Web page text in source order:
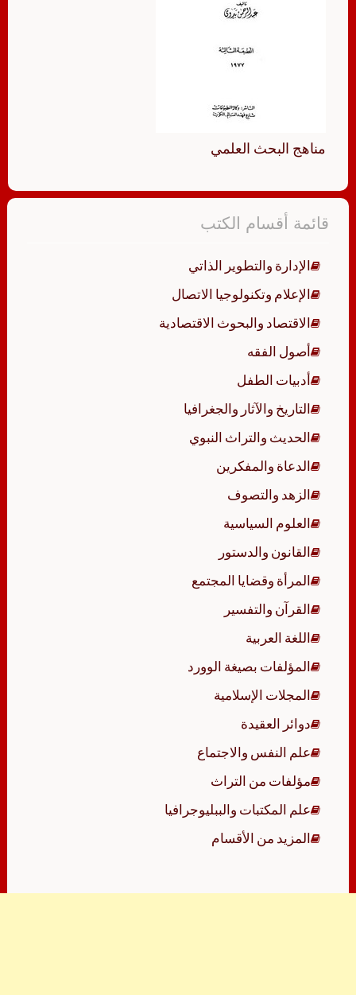
مناهج البحث العلمي
قائمة أقسام الكتب
الإدارة والتطوير الذاتي
الإعلام وتكنولوجيا الاتصال
الاقتصاد والبحوث الاقتصادية
أصول الفقه
أدبيات الطفل
التاريخ والآثار والجغرافيا
الحديث والتراث النبوي
الدعاة والمفكرين
الزهد والتصوف
العلوم السياسية
القانون والدستور
المرأة وقضايا المجتمع
القرآن والتفسير
اللغة العربية
المؤلفات بصيغة الوورد
المجلات الإسلامية
دوائر العقيدة
علم النفس والاجتماع
مؤلفات من التراث
علم المكتبات والببليوجرافيا
المزيد من الأقسام